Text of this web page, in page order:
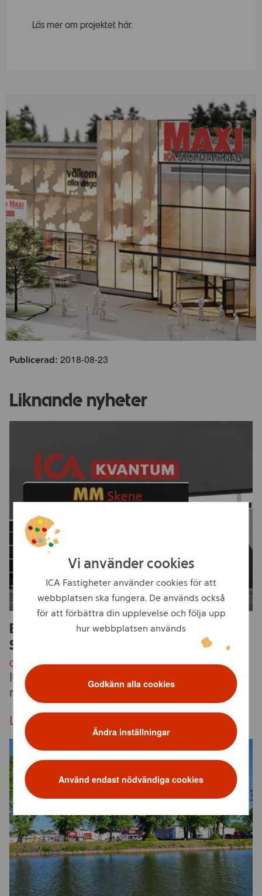
Vi använder cookies
ICA Fastigheter använder cookies för att
webbplatsen ska fungera. De används också
för att förbättra din upplevelse och följa upp
hur webbplatsen används
Godkänn alla cookies
Ändra inställningar
Använd endast nödvändiga cookies
Läs mer om projektet här.
Publicerad: 2018-08-23
Liknande nyheter
Efterlängtad uppdatering av butiken i
Skene
OMBYGGNATION:
ICA Kvantum MM Skene kommer i höst att
nyöppna i en helt ny skepnad.
Läs mer